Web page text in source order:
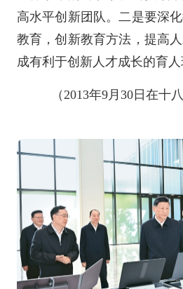
高水平创新团队。二是要深
教育，创新教育方法，提高
成有利于创新人才成长的育人
（2013年9月30日在十